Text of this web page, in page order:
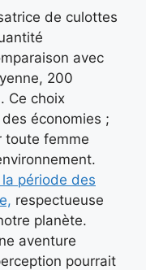
de culottes
avec
200
Ce choix
économies ;
toute femme
la période des
respectueuse
planète.
aventure
pourrait